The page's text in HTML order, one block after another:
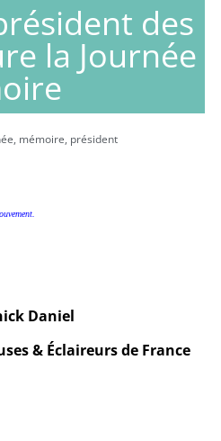
des
la Journée
, mémoire, président
Daniel
& Éclaireurs de France